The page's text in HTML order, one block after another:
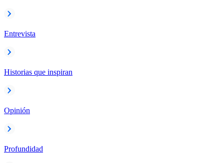
Entrevista
Historias que inspiran
Opinión
Profundidad